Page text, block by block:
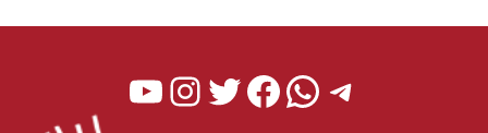
YouTube
Instagram
Twitter
Facebook
WhatsApp